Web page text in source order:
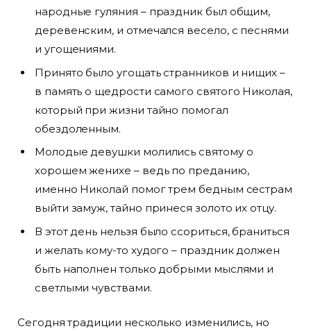
народные гуляния – праздник был общим,
деревенским, и отмечался весело, с песнями
и угощениями.
Принято было угощать странников и нищих –
в память о щедрости самого святого Николая,
который при жизни тайно помогал
обездоленным.
Молодые девушки молились святому о
хорошем женихе – ведь по преданию,
именно Николай помог трем бедным сестрам
выйти замуж, тайно принеся золото их отцу.
В этот день нельзя было ссориться, браниться
и желать кому-то худого – праздник должен
быть наполнен только добрыми мыслями и
светлыми чувствами.
Сегодня традиции несколько изменились, но